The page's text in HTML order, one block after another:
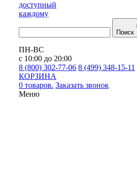
доступный
каждому
Поиск
ПН-ВС
с 10:00 до 20:00
8 (800) 302-77-06 8 (499) 348-15-11
КОРЗИНА
0 товаров. Заказать звонок
Меню